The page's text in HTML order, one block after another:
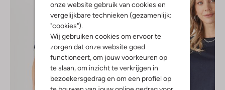
onze website gebruik van cookies en
vergelijkbare technieken (gezamenlijk:
"cookies").
Wij gebruiken cookies om ervoor te
zorgen dat onze website goed
functioneert, om jouw voorkeuren op
te slaan, om inzicht te verkrijgen in
bezoekersgedrag en om een profiel op